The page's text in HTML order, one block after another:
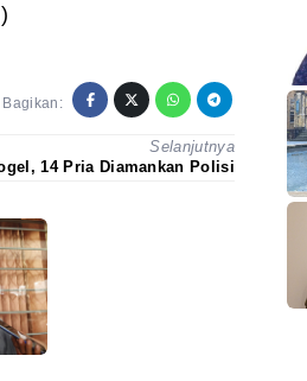
Bagikan:
Selanjutnya
14 Pria Diamankan Polisi